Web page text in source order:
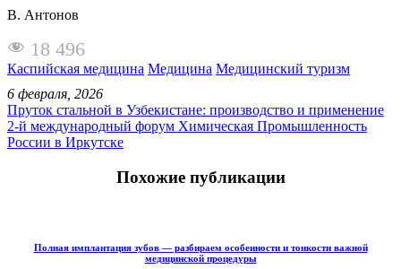
В. Антонов
18 496
Каспийская медицина Медицина Медицинский туризм
6 февраля, 2026
Пруток стальной в Узбекистане: производство и применение
2-й международный форум Химическая Промышленность
России в Иркутске
Похожие публикации
Полная имплантация зубов — разбираем особенности и тонкости важной
медицинской процедуры